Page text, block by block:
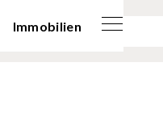
Immobilien